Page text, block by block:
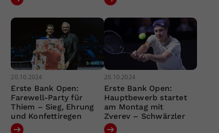
20.10.2024
Erste Bank Open:
Farewell-Party für
Thiem – Sieg, Ehrung
und Konfettiregen
20.10.2024
Erste Bank Open:
Hauptbewerb startet
am Montag mit
Zverev – Schwärzler